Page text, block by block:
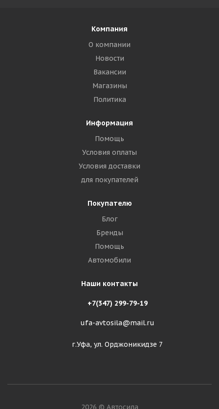
Компания
О компании
Новости
Вакансии
Магазины
Политика
Информация
Помощь
Условия оплаты
Условия доставки
для покупателей
Покупателю
Блог
Бренды
Помощь
Автомобили
Наши контакты
+7(347) 299-79-19
ufa-avtosila@mail.ru
г.Уфа, ул. Орджоникидзе 7
2026 © Автосила